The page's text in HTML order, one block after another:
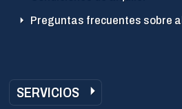
Preguntas frecuentes sobre
SERVICIOS